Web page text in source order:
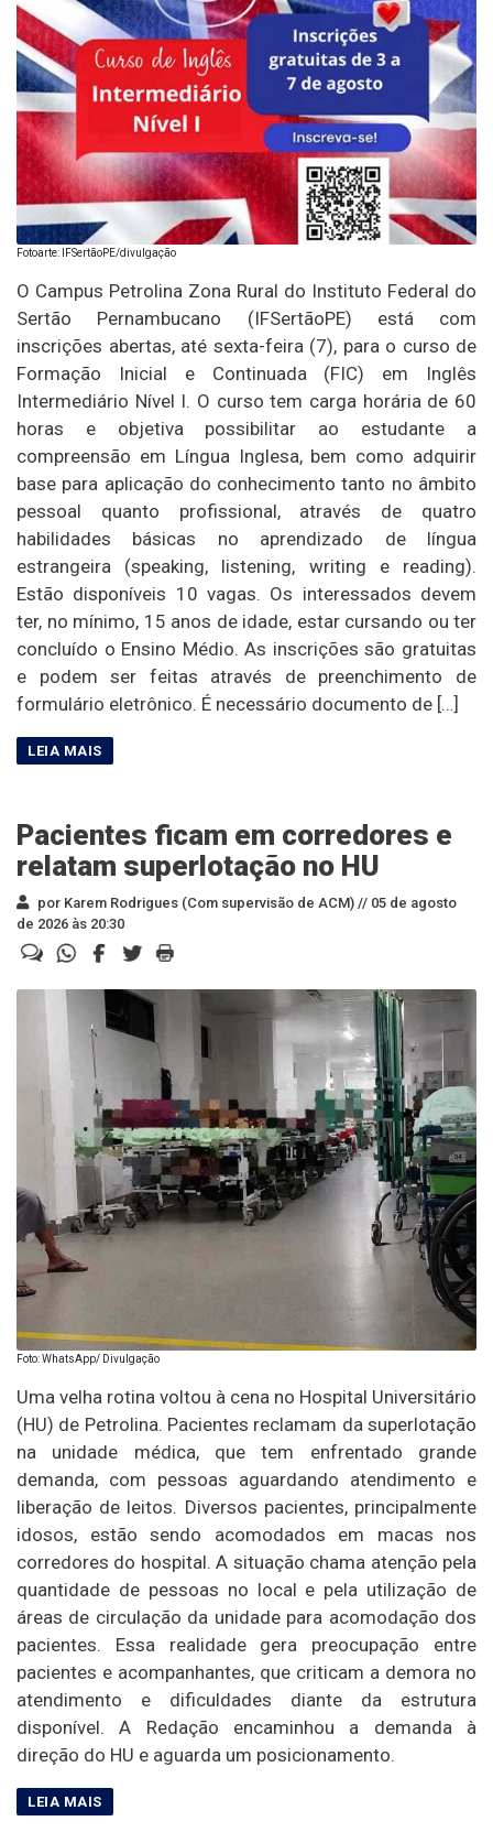
Fotoarte: IFSertãoPE/divulgação
O Campus Petrolina Zona Rural do Instituto Federal do
Sertão Pernambucano (IFSertãoPE) está com
inscrições abertas, até sexta-feira (7), para o curso de
Formação Inicial e Continuada (FIC) em Inglês
Intermediário Nível I. O curso tem carga horária de 60
horas e objetiva possibilitar ao estudante a
compreensão em Língua Inglesa, bem como adquirir
base para aplicação do conhecimento tanto no âmbito
pessoal quanto profissional, através de quatro
habilidades básicas no aprendizado de língua
estrangeira (speaking, listening, writing e reading).
Estão disponíveis 10 vagas. Os interessados devem
ter, no mínimo, 15 anos de idade, estar cursando ou ter
concluído o Ensino Médio. As inscrições são gratuitas
e podem ser feitas através de preenchimento de
formulário eletrônico. É necessário documento de […]
Pacientes ficam em corredores e
relatam superlotação no HU
por Karem Rodrigues (Com supervisão de ACM) // 05 de agosto
de 2026 às 20:30
Foto: WhatsApp/ Divulgação
Uma velha rotina voltou à cena no Hospital Universitário
(HU) de Petrolina. Pacientes reclamam da superlotação
na unidade médica, que tem enfrentado grande
demanda, com pessoas aguardando atendimento e
liberação de leitos. Diversos pacientes, principalmente
idosos, estão sendo acomodados em macas nos
corredores do hospital. A situação chama atenção pela
quantidade de pessoas no local e pela utilização de
áreas de circulação da unidade para acomodação dos
pacientes. Essa realidade gera preocupação entre
pacientes e acompanhantes, que criticam a demora no
atendimento e dificuldades diante da estrutura
disponível. A Redação encaminhou a demanda à
direção do HU e aguarda um posicionamento.